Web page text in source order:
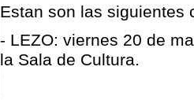
Estan son las siguientes
- LEZO: viernes 20 de
la Sala de Cultura.